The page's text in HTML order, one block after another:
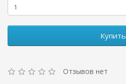
Купить
Отзывов нет